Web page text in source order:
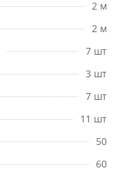
2 м
2 м
7 шт
3 шт
7 шт
11 шт
50
60